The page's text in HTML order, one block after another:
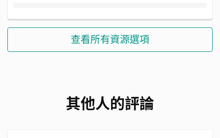
查看所有資源選項
其他人的評論